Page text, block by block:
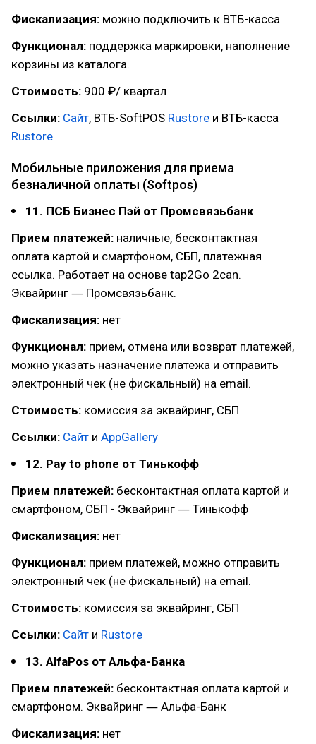
Фискализация: можно подключить к ВТБ-касса
Функционал: поддержка маркировки, наполнение
корзины из каталога.
Стоимость: 900 ₽/ квартал
Ссылки: Сайт, ВТБ-SoftPOS Rustore и ВТБ-касса
Rustore
Мобильные приложения для приема
безналичной оплаты (Softpos)
11. ПСБ Бизнес Пэй от Промсвязьбанк
Прием платежей: наличные, бесконтактная
оплата картой и смартфоном, СБП, платежная
ссылка. Работает на основе tap2Go 2can.
Эквайринг ― Промсвязьбанк.
Фискализация: нет
Функционал: прием, отмена или возврат платежей,
можно указать назначение платежа и отправить
электронный чек (не фискальный) на email.
Стоимость: комиссия за эквайринг, СБП
Ссылки: Сайт и AppGallery
12. Pay to phone от Тинькофф
Прием платежей: бесконтактная оплата картой и
смартфоном, СБП - Эквайринг ― Тинькофф
Фискализация: нет
Функционал: прием платежей, можно отправить
электронный чек (не фискальный) на email.
Стоимость: комиссия за эквайринг, СБП
Ссылки: Сайт и Rustore
13. AlfaPos от Альфа-Банка
Прием платежей: бесконтактная оплата картой и
смартфоном. Эквайринг ― Альфа-Банк
Фискализация: нет